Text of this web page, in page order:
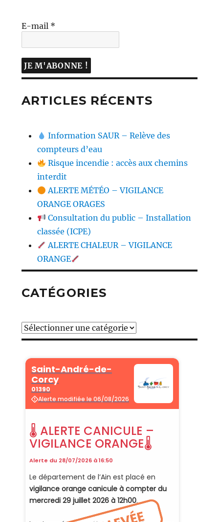
E-mail *
ARTICLES RÉCENTS
Information SAUR – Relève des
compteurs d’eau
Risque incendie : accès aux chemins
interdit
ALERTE MÉTÉO – VIGILANCE
ORANGE ORAGES
Consultation du public – Installation
classée (ICPE)
ALERTE CHALEUR – VIGILANCE
ORANGE
CATÉGORIES
Catégories